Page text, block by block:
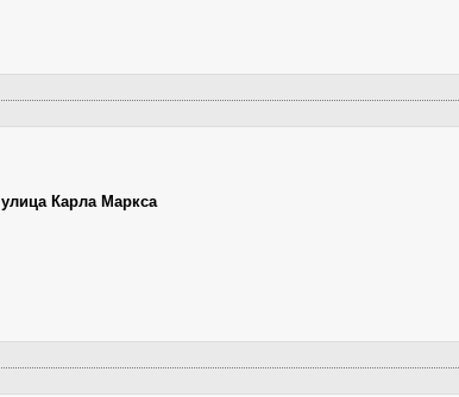
улица Карла Маркса